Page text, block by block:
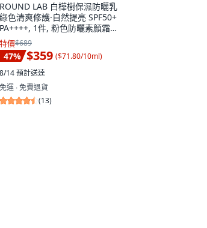
ROUND LAB 白樺樹保濕防曬乳
綠色清爽修護·自然提亮 SPF50+
PA++++, 1件, 粉色防曬素顏霜
50mL, 50ml
特價$689
47% $359 ($71.80/10ml)
8/14預計送達
免運 ∙ 免費退貨
(13)